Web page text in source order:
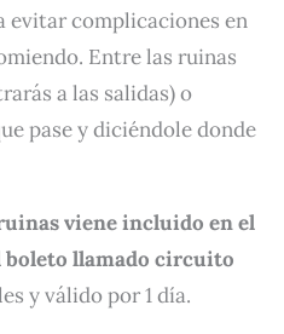
evitar complicaciones en
Entre las ruinas
a las salidas) o
pase y diciéndole donde
viene incluido en el
boleto llamado circuito
y válido por 1 día.